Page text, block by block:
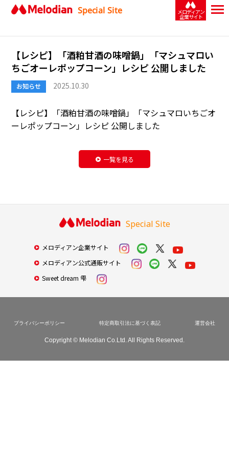
Special Site メロディアン
企業サイト
【レシピ】「酒粕甘酒の味噌鍋」「マシュマロい
ちごオーレポップコーン」レシピ 公開しました
お知らせ 2025.10.30
【レシピ】「酒粕甘酒の味噌鍋」「マシュマロいちごオ
ーレポップコーン」レシピ 公開しました
一覧を見る
Special Site
メロディアン企業サイト
メロディアン公式通販サイト
Sweet dream 雫
Copyright © Melodian Co.Ltd. All Rights Reserved.
プライバシーポリシー 特定商取引法に基づく表記 運営会社